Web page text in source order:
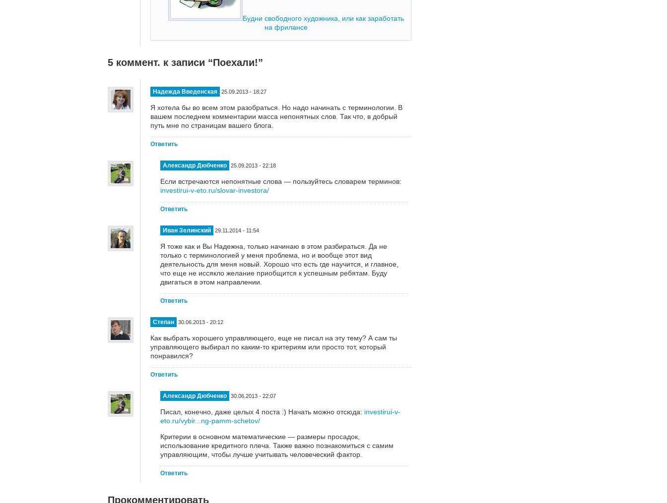
Будни свободного художника, или как заработать
на фрилансе
5 коммент. к записи “Поехали!”
Надежда Введенская 25.09.2013 - 18:27
Я хотела бы во всем этом разобраться. Но надо начинать с терминологии. В
вашем последнем комментарии масса непонятных слов. Так что, в добрый
путь мне по страницам вашего блога.
Ответить
Александр Дюбченко 25.09.2013 - 22:18
Если встречаются непонятные слова — пользуйтесь словарем терминов:
investirui-v-eto.ru/slovar-investora/
Ответить
Иван Зелинский 29.11.2014 - 11:54
Я тоже как и Вы Надежна, только начинаю в этом разбираться. Да не
только с терминологией у меня проблема, но и вообще этот вид
деятельность для меня новый. Хорошо что есть где научится, и главное,
что еще не иссякло желание приобщится к успешным ребятам. Буду
двигаться в этом направлении.
Ответить
Степан 30.06.2013 - 20:12
Как выбрать хорошего управляющего, еще не писал на эту тему? А сам ты
управляющего выбирал по каким-то критериям или просто тот, который
понравился?
Ответить
Александр Дюбченко 30.06.2013 - 22:07
Писал, конечно, даже целых 4 поста :) Начать можно отсюда: investirui-v-
eto.ru/vybir...ng-pamm-schetov/
Критерии в основном математические — размеры просадок,
использование кредитного плеча. Также важно познакомиться с самим
управляющим, чтобы лучше учитывать человеческий фактор.
Ответить
Прокомментировать